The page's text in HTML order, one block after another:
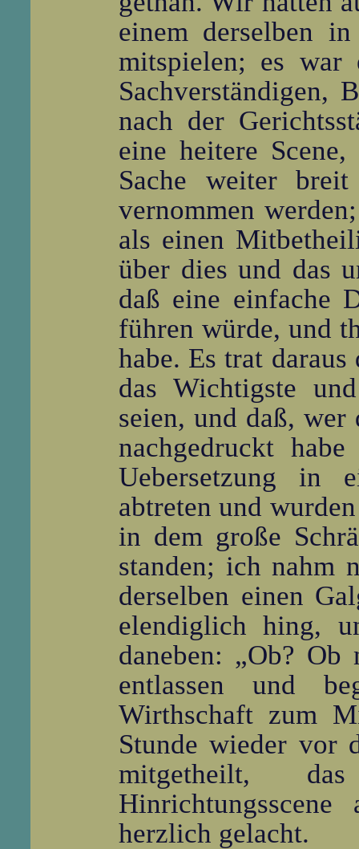
einem derselben
mitspielen; es war
Sachverständigen,
nach der
eine heitere
Sache weiter
vernommen
als einen
über dies und das
daß eine einfache
führen würde, und
habe. Es trat
das Wichtigste
seien, und daß,
nachgedruckt
Uebersetzung in
abtreten und
in dem große
standen; ich nahm
derselben einen
elendiglich hing,
daneben: „Ob?
entlassen und
Wirthschaft zum
Stunde wieder vor
mitgetheilt,
herzlich gelacht.